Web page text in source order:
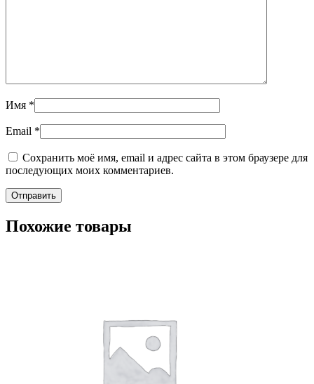
Имя *
Email *
Сохранить моё имя, email и адрес сайта в этом браузере для
последующих моих комментариев.
Похожие товары